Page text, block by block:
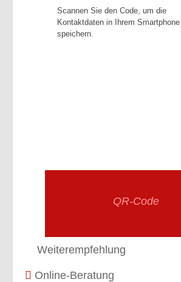
Scannen Sie den Code, um die
Kontaktdaten in Ihrem
speichern.
QR-Code
Weiterempfehlung
Online-Beratung